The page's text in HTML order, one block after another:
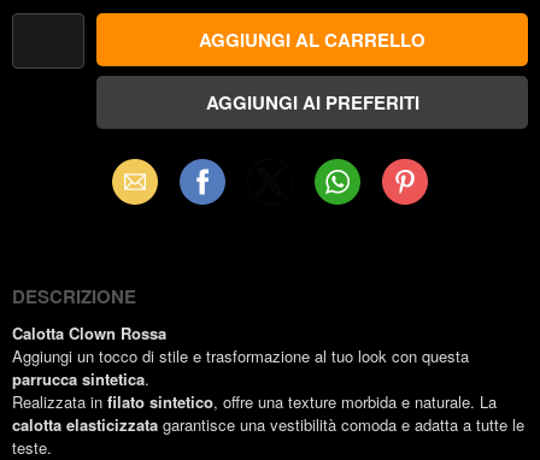
Email Facebook WhatsAppPinterest
DESCRIZIONE
Calotta Clown Rossa
Aggiungi un tocco di stile e trasformazione al tuo look con questa
parrucca sintetica.
Realizzata in filato sintetico, offre una texture morbida e naturale. La
calotta elasticizzata garantisce una vestibilità comoda e adatta a tutte le
teste.